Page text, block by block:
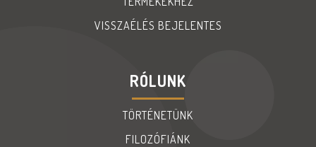
VISSZAÉLÉS BEJELENTES
RÓLUNK
TÖRTÉNETÜNK
FILOZÓFIÁNK